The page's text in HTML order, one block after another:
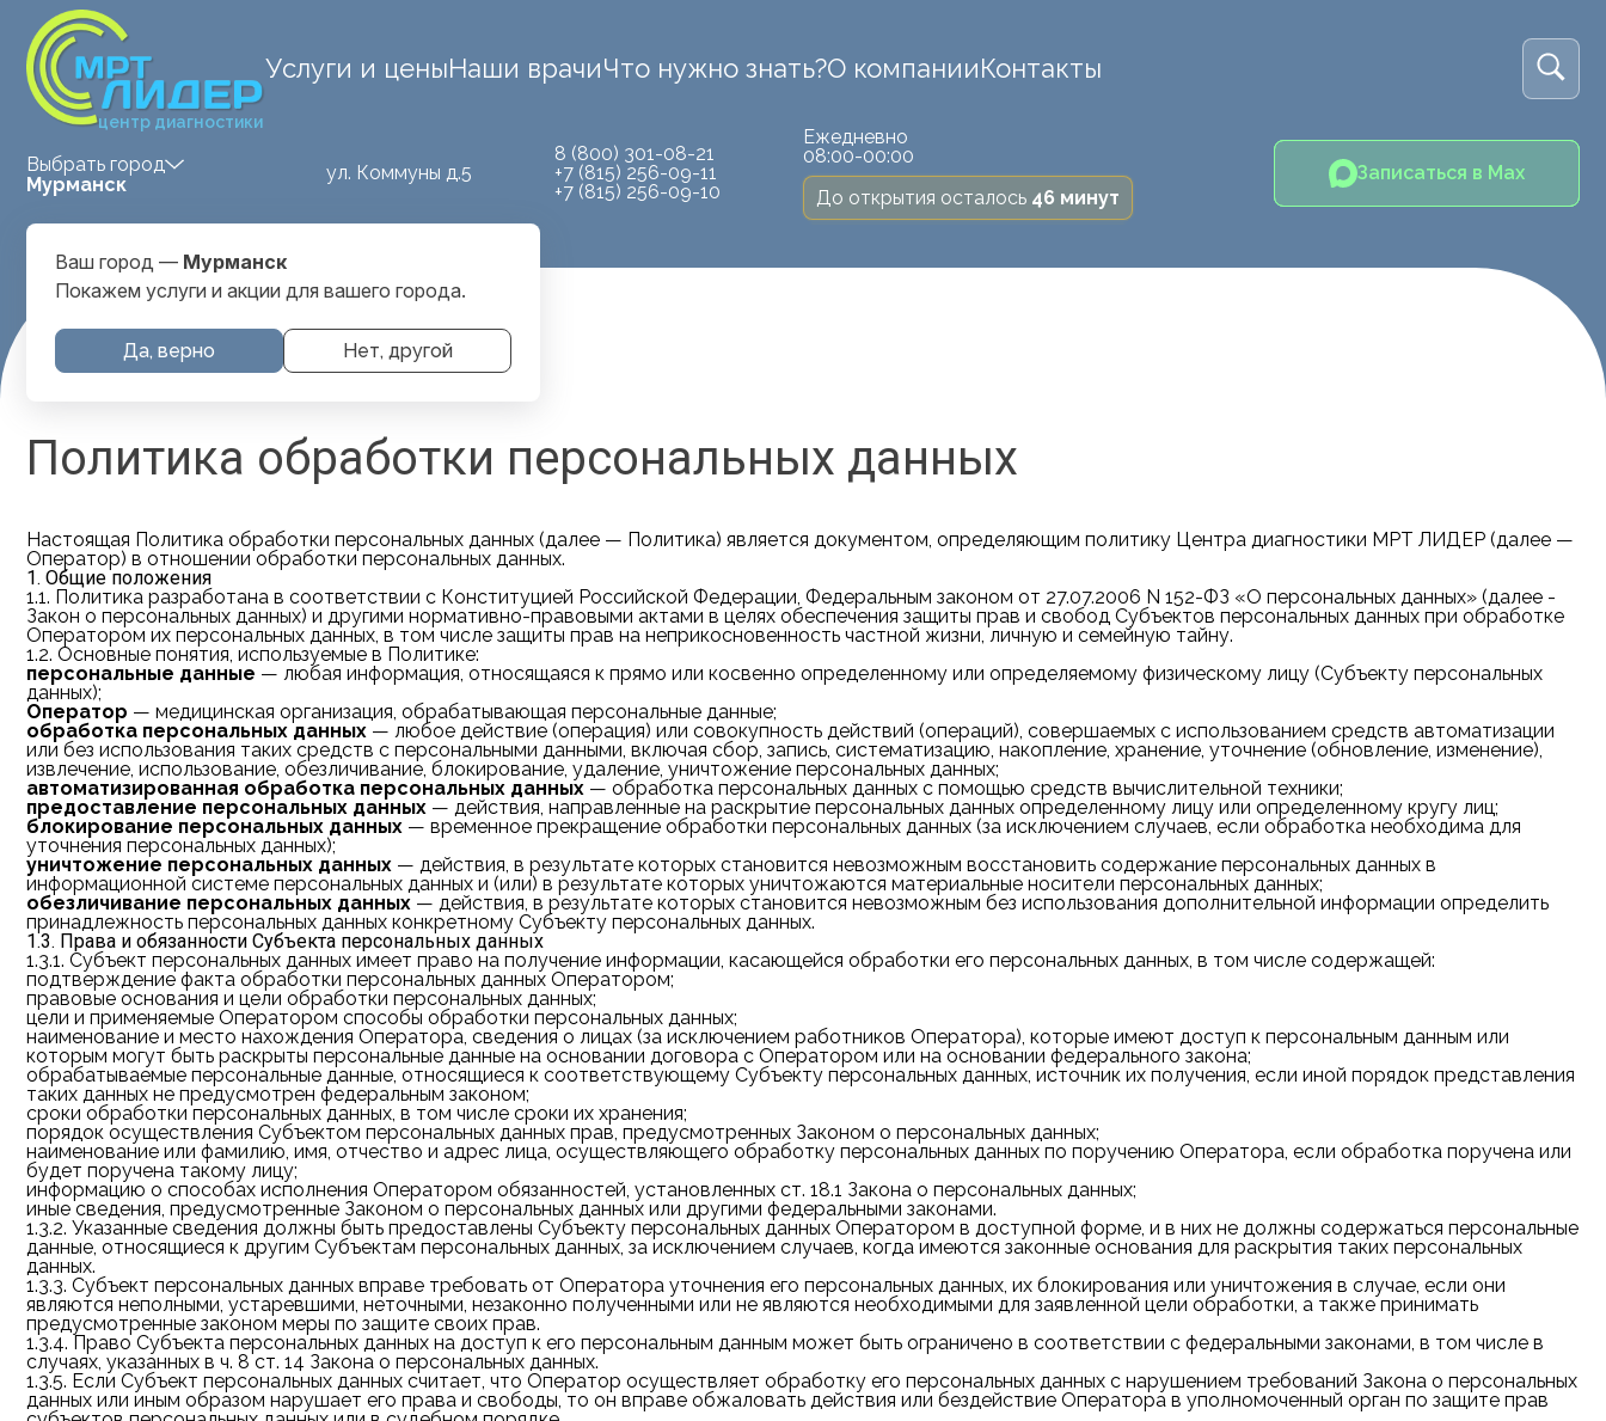
центр диагностики
Услуги и ценыНаши врачиЧто нужно знать?О компанииКонтакты
Выбрать город
Мурманск
ул. Коммуны д.5
8 (800) 301-08-21
+7 (815) 256-09-11
+7 (815) 256-09-10
Ежедневно
08:00-00:00
До открытия осталось 46 минут
Записаться в Max
Ваш город — Мурманск
Покажем услуги и акции для вашего города.
Да, верно
Нет, другой
Главная Политика Конфиденциальности
Политика обработки персональных данных
Настоящая Политика обработки персональных данных (далее — Политика) является документом, определяющим политику Центра диагностики МРТ ЛИДЕР (далее —
Оператор) в отношении обработки персональных данных.
1. Общие положения
1.1. Политика разработана в соответствии с Конституцией Российской Федерации, Федеральным законом от 27.07.2006 N 152-ФЗ «О персональных данных» (далее -
Закон о персональных данных) и другими нормативно-правовыми актами в целях обеспечения защиты прав и свобод Субъектов персональных данных при обработке
Оператором их персональных данных, в том числе защиты прав на неприкосновенность частной жизни, личную и семейную тайну.
1.2. Основные понятия, используемые в Политике:
персональные данные — любая информация, относящаяся к прямо или косвенно определенному или определяемому физическому лицу (Субъекту персональных
данных);
Оператор — медицинская организация, обрабатывающая персональные данные;
обработка персональных данных — любое действие (операция) или совокупность действий (операций), совершаемых с использованием средств автоматизации
или без использования таких средств с персональными данными, включая сбор, запись, систематизацию, накопление, хранение, уточнение (обновление, изменение),
извлечение, использование, обезличивание, блокирование, удаление, уничтожение персональных данных;
автоматизированная обработка персональных данных — обработка персональных данных с помощью средств вычислительной техники;
предоставление персональных данных — действия, направленные на раскрытие персональных данных определенному лицу или определенному кругу лиц;
блокирование персональных данных — временное прекращение обработки персональных данных (за исключением случаев, если обработка необходима для
уточнения персональных данных);
уничтожение персональных данных — действия, в результате которых становится невозможным восстановить содержание персональных данных в
информационной системе персональных данных и (или) в результате которых уничтожаются материальные носители персональных данных;
обезличивание персональных данных — действия, в результате которых становится невозможным без использования дополнительной информации определить
принадлежность персональных данных конкретному Субъекту персональных данных.
1.3. Права и обязанности Субъекта персональных данных
1.3.1. Субъект персональных данных имеет право на получение информации, касающейся обработки его персональных данных, в том числе содержащей:
подтверждение факта обработки персональных данных Оператором;
правовые основания и цели обработки персональных данных;
цели и применяемые Оператором способы обработки персональных данных;
наименование и место нахождения Оператора, сведения о лицах (за исключением работников Оператора), которые имеют доступ к персональным данным или
которым могут быть раскрыты персональные данные на основании договора с Оператором или на основании федерального закона;
обрабатываемые персональные данные, относящиеся к соответствующему Субъекту персональных данных, источник их получения, если иной порядок представления
таких данных не предусмотрен федеральным законом;
сроки обработки персональных данных, в том числе сроки их хранения;
порядок осуществления Субъектом персональных данных прав, предусмотренных Законом о персональных данных;
наименование или фамилию, имя, отчество и адрес лица, осуществляющего обработку персональных данных по поручению Оператора, если обработка поручена или
будет поручена такому лицу;
информацию о способах исполнения Оператором обязанностей, установленных ст. 18.1 Закона о персональных данных;
иные сведения, предусмотренные Законом о персональных данных или другими федеральными законами.
1.3.2. Указанные сведения должны быть предоставлены Субъекту персональных данных Оператором в доступной форме, и в них не должны содержаться персональные
данные, относящиеся к другим Субъектам персональных данных, за исключением случаев, когда имеются законные основания для раскрытия таких персональных
данных.
1.3.3. Субъект персональных данных вправе требовать от Оператора уточнения его персональных данных, их блокирования или уничтожения в случае, если они
являются неполными, устаревшими, неточными, незаконно полученными или не являются необходимыми для заявленной цели обработки, а также принимать
предусмотренные законом меры по защите своих прав.
1.3.4. Право Субъекта персональных данных на доступ к его персональным данным может быть ограничено в соответствии с федеральными законами, в том числе в
случаях, указанных в ч. 8 ст. 14 Закона о персональных данных.
1.3.5. Если Субъект персональных данных считает, что Оператор осуществляет обработку его персональных данных с нарушением требований Закона о персональных
данных или иным образом нарушает его права и свободы, то он вправе обжаловать действия или бездействие Оператора в уполномоченный орган по защите прав